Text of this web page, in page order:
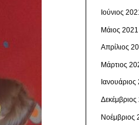
Ιούνιος
Μάιος 2021
Απρίλιος
Μάρτιος
Νοέμβριος